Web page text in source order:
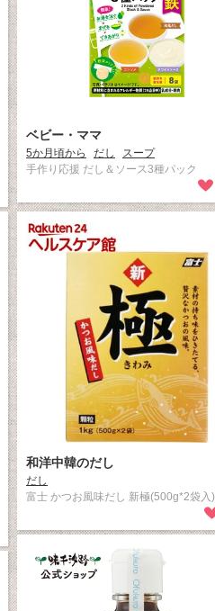
ベビー・ママ
5か月頃から だし
スープ
手作り応援 だし＆ソース3種パック
和洋中韓のだし
だし
富士 かつお風味だし 新極(500g*2袋入)